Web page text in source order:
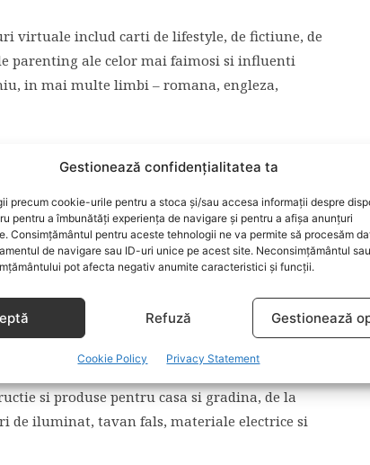
Gestionează confidențialitatea ta
precum cookie-urile pentru a stoca și/sau accesa informații despre
pentru a îmbunătăți experiența de navigare și pentru a afișa anunțuri
Consimțământul pentru aceste tehnologii ne va permite să procesăm
de navigare sau ID-uri unice pe acest site. Neconsimțământul sau
pot afecta negativ anumite caracteristici și funcții.
Refuză Gestionează
Cookie Policy Privacy Statement
virtuale includ carti de lifestyle, de fictiune, de
parenting ale celor mai faimosi si influenti
in mai multe limbi – romana, engleza,
bune si reduceri periodice.
activitatile preferate ale noilor parinti,
cu copilul din ei si, totodata, se pot bucura
lume a noului membru al familiei. Magazinul
detapet modern pentru camera copilului, oferind
universale.
si produse pentru casa si gradina, de la
de iluminat, tavan fals, materiale electrice si